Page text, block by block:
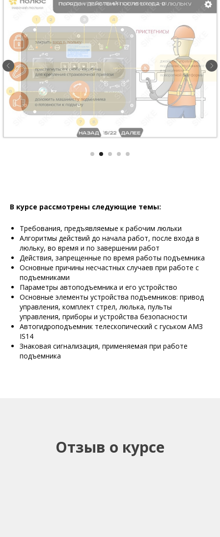
В курсе рассмотрены следующие темы:
Требования, предъявляемые к рабочим люльки
Алгоритмы действий до начала работ, после входа в
люльку, во время и по завершении работ
Действия, запрещенные по время работы подъемника
Основные причины несчастных случаев при работе с
подъемниками
Параметры автоподъемника и его устройство
Основные элементы устройства подъемников: привод
управления, комплект стрел, люлька, пульты
управления, приборы и устройства безопасности
Автогидроподъемник телескопический c гуськом АМЗ
IS14
Знаковая сигнализация, применяемая при работе
подъемника
Отзыв о курсе